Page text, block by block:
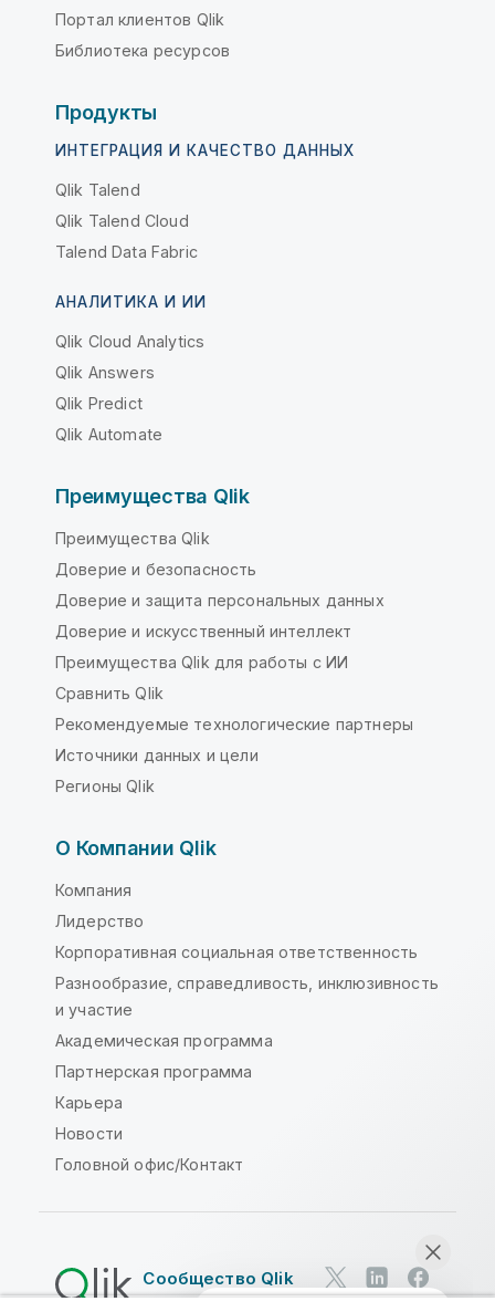
Портал клиентов Qlik
Библиотека ресурсов
Продукты
ИНТЕГРАЦИЯ И КАЧЕСТВО ДАННЫХ
Qlik Talend
Qlik Talend Cloud
Talend Data Fabric
АНАЛИТИКА И ИИ
Qlik Cloud Analytics
Qlik Answers
Qlik Predict
Qlik Automate
Преимущества Qlik
Преимущества Qlik
Доверие и безопасность
Доверие и защита персональных данных
Доверие и искусственный интеллект
Преимущества Qlik для работы с ИИ
Сравнить Qlik
Рекомендуемые технологические партнеры
Источники данных и цели
Регионы Qlik
О Компании Qlik
Компания
Лидерство
Корпоративная социальная ответственность
Разнообразие, справедливость, инклюзивность
и участие
Академическая программа
Партнерская программа
Карьера
Новости
Головной офис/Контакт
Сообщество Qlik